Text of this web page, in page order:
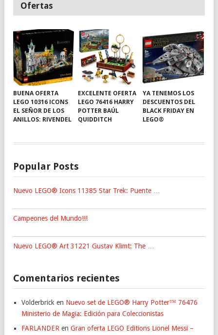
Ofertas
BUENA OFERTA
LEGO 10316 ICONS
EL SEÑOR DE LOS
ANILLOS: RIVENDEL
EXCELENTE OFERTA
LEGO 76416 HARRY
POTTER BAÚL
QUIDDITCH
YA TENEMOS LOS
DESCUENTOS DEL
BLACK FRIDAY EN
LEGO®
Popular Posts
Nuevo LEGO® Icons 11385 Star Trek: Puente …
Campeones del Mundo!!!
Nuevo LEGO® Art 31221 Gustav Klimt: The …
Comentarios recientes
Volderbrick en Nuevo set de LEGO® Harry Potter™ 76476
Ministerio de Magia: Edición para Coleccionistas
FARLANDER en Gran oferta LEGO Editions Lionel Messi –